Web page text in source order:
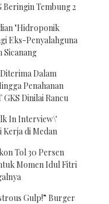
Beringin Tembung 2
"Hidroponik
Eks-Penyalahguna
Sicanang
Dalam
Penahanan
Dinilai Rancu
In Interview\'
di Medan
Tol 30 Persen
Momen Idul Fitri
Gulp!” Burger